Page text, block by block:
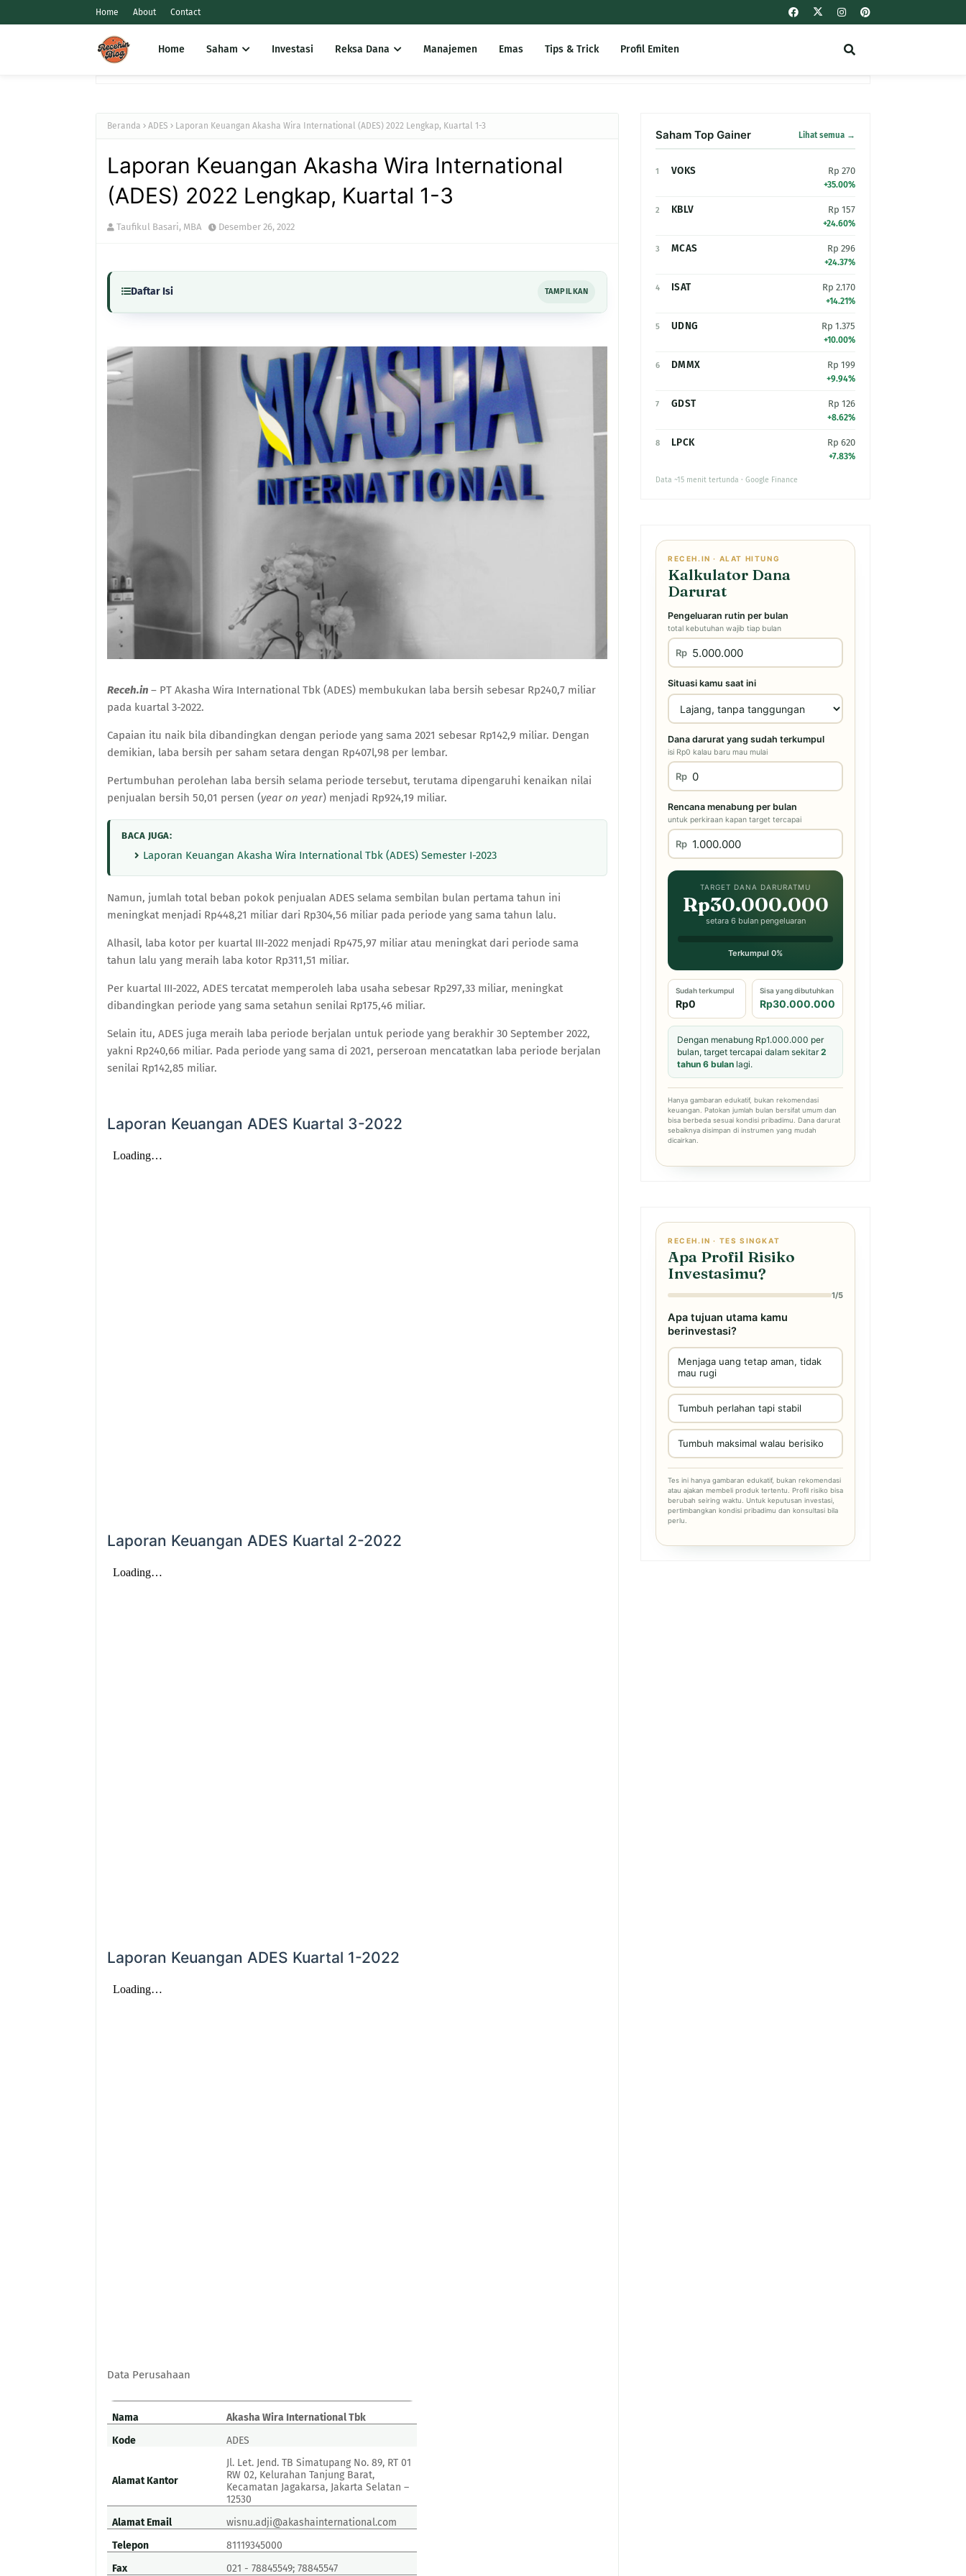
Home About Contact
Home Saham Investasi Reksa Dana Manajemen Emas Tips & Trick Profil Emiten
Beranda ADES Laporan Keuangan Akasha Wira International (ADES) 2022 Lengkap, Kuartal 1-3
Laporan Keuangan Akasha Wira International
(ADES) 2022 Lengkap, Kuartal 1-3
Taufikul Basari, MBA Desember 26, 2022
Daftar Isi TAMPILKAN
Receh.in – PT Akasha Wira International Tbk (ADES) membukukan laba bersih sebesar Rp240,7 miliar
pada kuartal 3-2022.
Capaian itu naik bila dibandingkan dengan periode yang sama 2021 sebesar Rp142,9 miliar. Dengan
demikian, laba bersih per saham setara dengan Rp407l,98 per lembar.
Pertumbuhan perolehan laba bersih selama periode tersebut, terutama dipengaruhi kenaikan nilai
penjualan bersih 50,01 persen (year on year) menjadi Rp924,19 miliar.
BACA JUGA:
Laporan Keuangan Akasha Wira International Tbk (ADES) Semester I-2023
Namun, jumlah total beban pokok penjualan ADES selama sembilan bulan pertama tahun ini
meningkat menjadi Rp448,21 miliar dari Rp304,56 miliar pada periode yang sama tahun lalu.
Alhasil, laba kotor per kuartal III-2022 menjadi Rp475,97 miliar atau meningkat dari periode sama
tahun lalu yang meraih laba kotor Rp311,51 miliar.
Per kuartal III-2022, ADES tercatat memperoleh laba usaha sebesar Rp297,33 miliar, meningkat
dibandingkan periode yang sama setahun senilai Rp175,46 miliar.
Selain itu, ADES juga meraih laba periode berjalan untuk periode yang berakhir 30 September 2022,
yakni Rp240,66 miliar. Pada periode yang sama di 2021, perseroan mencatatkan laba periode berjalan
senilai Rp142,85 miliar.
Laporan Keuangan ADES Kuartal 3-2022
Laporan Keuangan ADES Kuartal 2-2022
Laporan Keuangan ADES Kuartal 1-2022
Data Perusahaan
Nama
Akasha Wira International Tbk
Kode
ADES
Alamat Kantor
Jl. Let. Jend. TB Simatupang No. 89, RT 01
RW 02, Kelurahan Tanjung Barat,
Kecamatan Jagakarsa, Jakarta Selatan –
12530
Alamat Email
wisnu.adji@akashainternational.com
Telepon
81119345000
Fax
021 - 78845549; 78845547
Saham Top Gainer Lihat semua →
1 VOKS Rp 270
+35.00%
2 KBLV Rp 157
+24.60%
3 MCAS Rp 296
+24.37%
4 ISAT Rp 2.170
+14.21%
5 UDNG Rp 1.375
+10.00%
6 DMMX Rp 199
+9.94%
7 GDST Rp 126
+8.62%
8 LPCK Rp 620
+7.83%
Data ~15 menit tertunda · Google Finance
RECEH.IN · ALAT HITUNG
Kalkulator Dana
Darurat
Pengeluaran rutin per bulan
total kebutuhan wajib tiap bulan
Rp
Situasi kamu saat ini
Dana darurat yang sudah terkumpul
isi Rp0 kalau baru mau mulai
Rp
Rencana menabung per bulan
untuk perkiraan kapan target tercapai
Rp
TARGET DANA DARURATMU
Rp30.000.000
setara 6 bulan pengeluaran
Terkumpul 0%
Sudah terkumpul
Rp0
Sisa yang dibutuhkan
Rp30.000.000
Dengan menabung Rp1.000.000 per
bulan, target tercapai dalam sekitar2
tahun 6 bulan lagi.
Hanya gambaran edukatif, bukan rekomendasi
keuangan. Patokan jumlah bulan bersifat umum dan
bisa berbeda sesuai kondisi pribadimu. Dana darurat
sebaiknya disimpan di instrumen yang mudah
dicairkan.
RECEH.IN · TES SINGKAT
Apa Profil Risiko
Investasimu?
1/5
Apa tujuan utama kamu
berinvestasi?
Menjaga uang tetap aman, tidak
mau rugi
Tumbuh perlahan tapi stabil
Tumbuh maksimal walau berisiko
Tes ini hanya gambaran edukatif, bukan rekomendasi
atau ajakan membeli produk tertentu. Profil risiko bisa
berubah seiring waktu. Untuk keputusan investasi,
pertimbangkan kondisi pribadimu dan konsultasi bila
perlu.